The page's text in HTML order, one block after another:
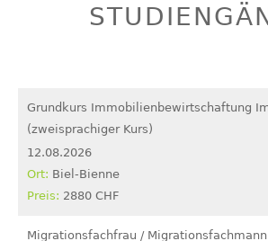
Grundkurs Immobilienbewirtschaftung
(zweisprachiger Kurs)
12.08.2026
Biel-Bienne
2880 CHF
Migrationsfachfrau /